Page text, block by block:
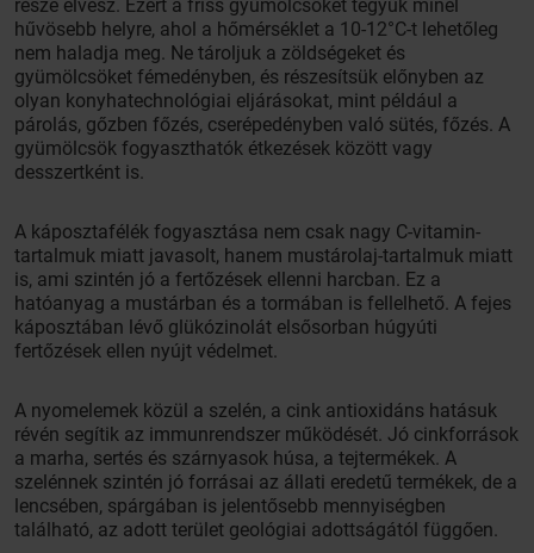
része elvész. Ezért a friss gyümölcsöket tegyük minél
hűvösebb helyre, ahol a hőmérséklet a 10-12°C-t lehetőleg
nem haladja meg. Ne tároljuk a zöldségeket és
gyümölcsöket fémedényben, és részesítsük előnyben az
olyan konyhatechnológiai eljárásokat, mint például a
párolás, gőzben főzés, cserépedényben való sütés, főzés. A
gyümölcsök fogyaszthatók étkezések között vagy
desszertként is.
A káposztafélék fogyasztása nem csak nagy C-vitamin-
tartalmuk miatt javasolt, hanem mustárolaj-tartalmuk miatt
is, ami szintén jó a fertőzések ellenni harcban. Ez a
hatóanyag a mustárban és a tormában is fellelhető. A fejes
káposztában lévő glükózinolát elsősorban húgyúti
fertőzések ellen nyújt védelmet.
A nyomelemek közül a szelén, a cink antioxidáns hatásuk
révén segítik az immunrendszer működését. Jó cinkforrások
a marha, sertés és szárnyasok húsa, a tejtermékek. A
szelénnek szintén jó forrásai az állati eredetű termékek, de a
lencsében, spárgában is jelentősebb mennyiségben
található, az adott terület geológiai adottságától függően.